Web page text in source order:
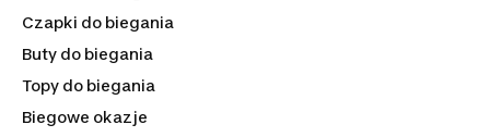
srebra, które zapobiegają namnażaniu się grzybów, ale i
chronią przed powstaniem nieprzyjemnych zapachów.
Czapki do biegania
Buty do biegania
Topy do biegania
Biegowe okazje